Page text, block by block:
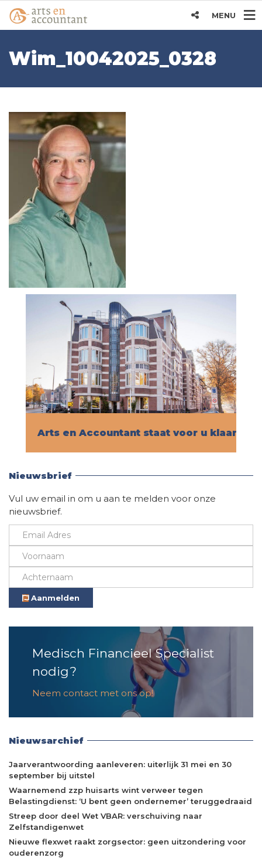
MENU
Wim_10042025_0328
Arts en Accountant staat voor u klaar!
Nieuwsbrief
Vul uw email in om u aan te melden voor onze
nieuwsbrief.
Aanmelden
Medisch Financieel Specialist
nodig?
Neem contact met ons op!
Nieuwsarchief
Jaarverantwoording aanleveren: uiterlijk 31 mei en 30
september bij uitstel
Waarnemend zzp huisarts wint verweer tegen
Belastingdienst: ‘U bent geen ondernemer’ teruggedraaid
Streep door deel Wet VBAR: verschuiving naar
Zelfstandigenwet
Nieuwe flexwet raakt zorgsector: geen uitzondering voor
ouderenzorg